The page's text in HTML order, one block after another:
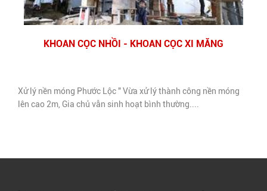
KHOAN CỌC NHỒI - KHOAN CỌC XI MĂNG
Xử lý nền móng Phước Lộc " Vừa xử lý thành công nền móng
lên cao 2m, Gia chủ vẫn sinh hoạt bình thường....